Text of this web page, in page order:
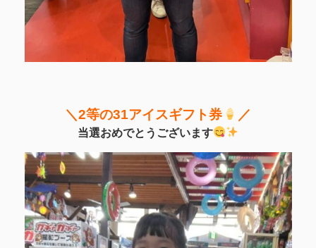
＼2等の31アイスギフト券 ／
当選おめでとうございます